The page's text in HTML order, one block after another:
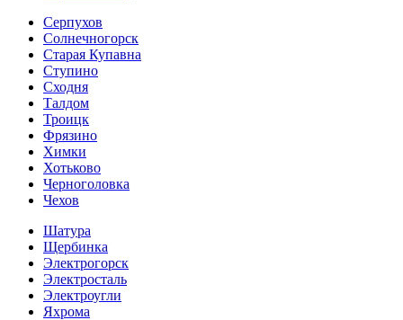
Серпухов
Солнечногорск
Старая Купавна
Ступино
Сходня
Талдом
Троицк
Фрязино
Химки
Хотьково
Черноголовка
Чехов
Шатура
Щербинка
Электрогорск
Электросталь
Электроугли
Яхрома